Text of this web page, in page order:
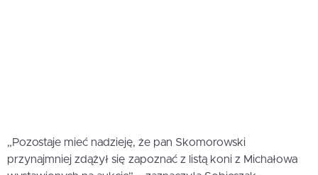
„Pozostaje mieć nadzieję, że pan Skomorowski
przynajmniej zdążył się zapoznać z listą koni z Michałowa